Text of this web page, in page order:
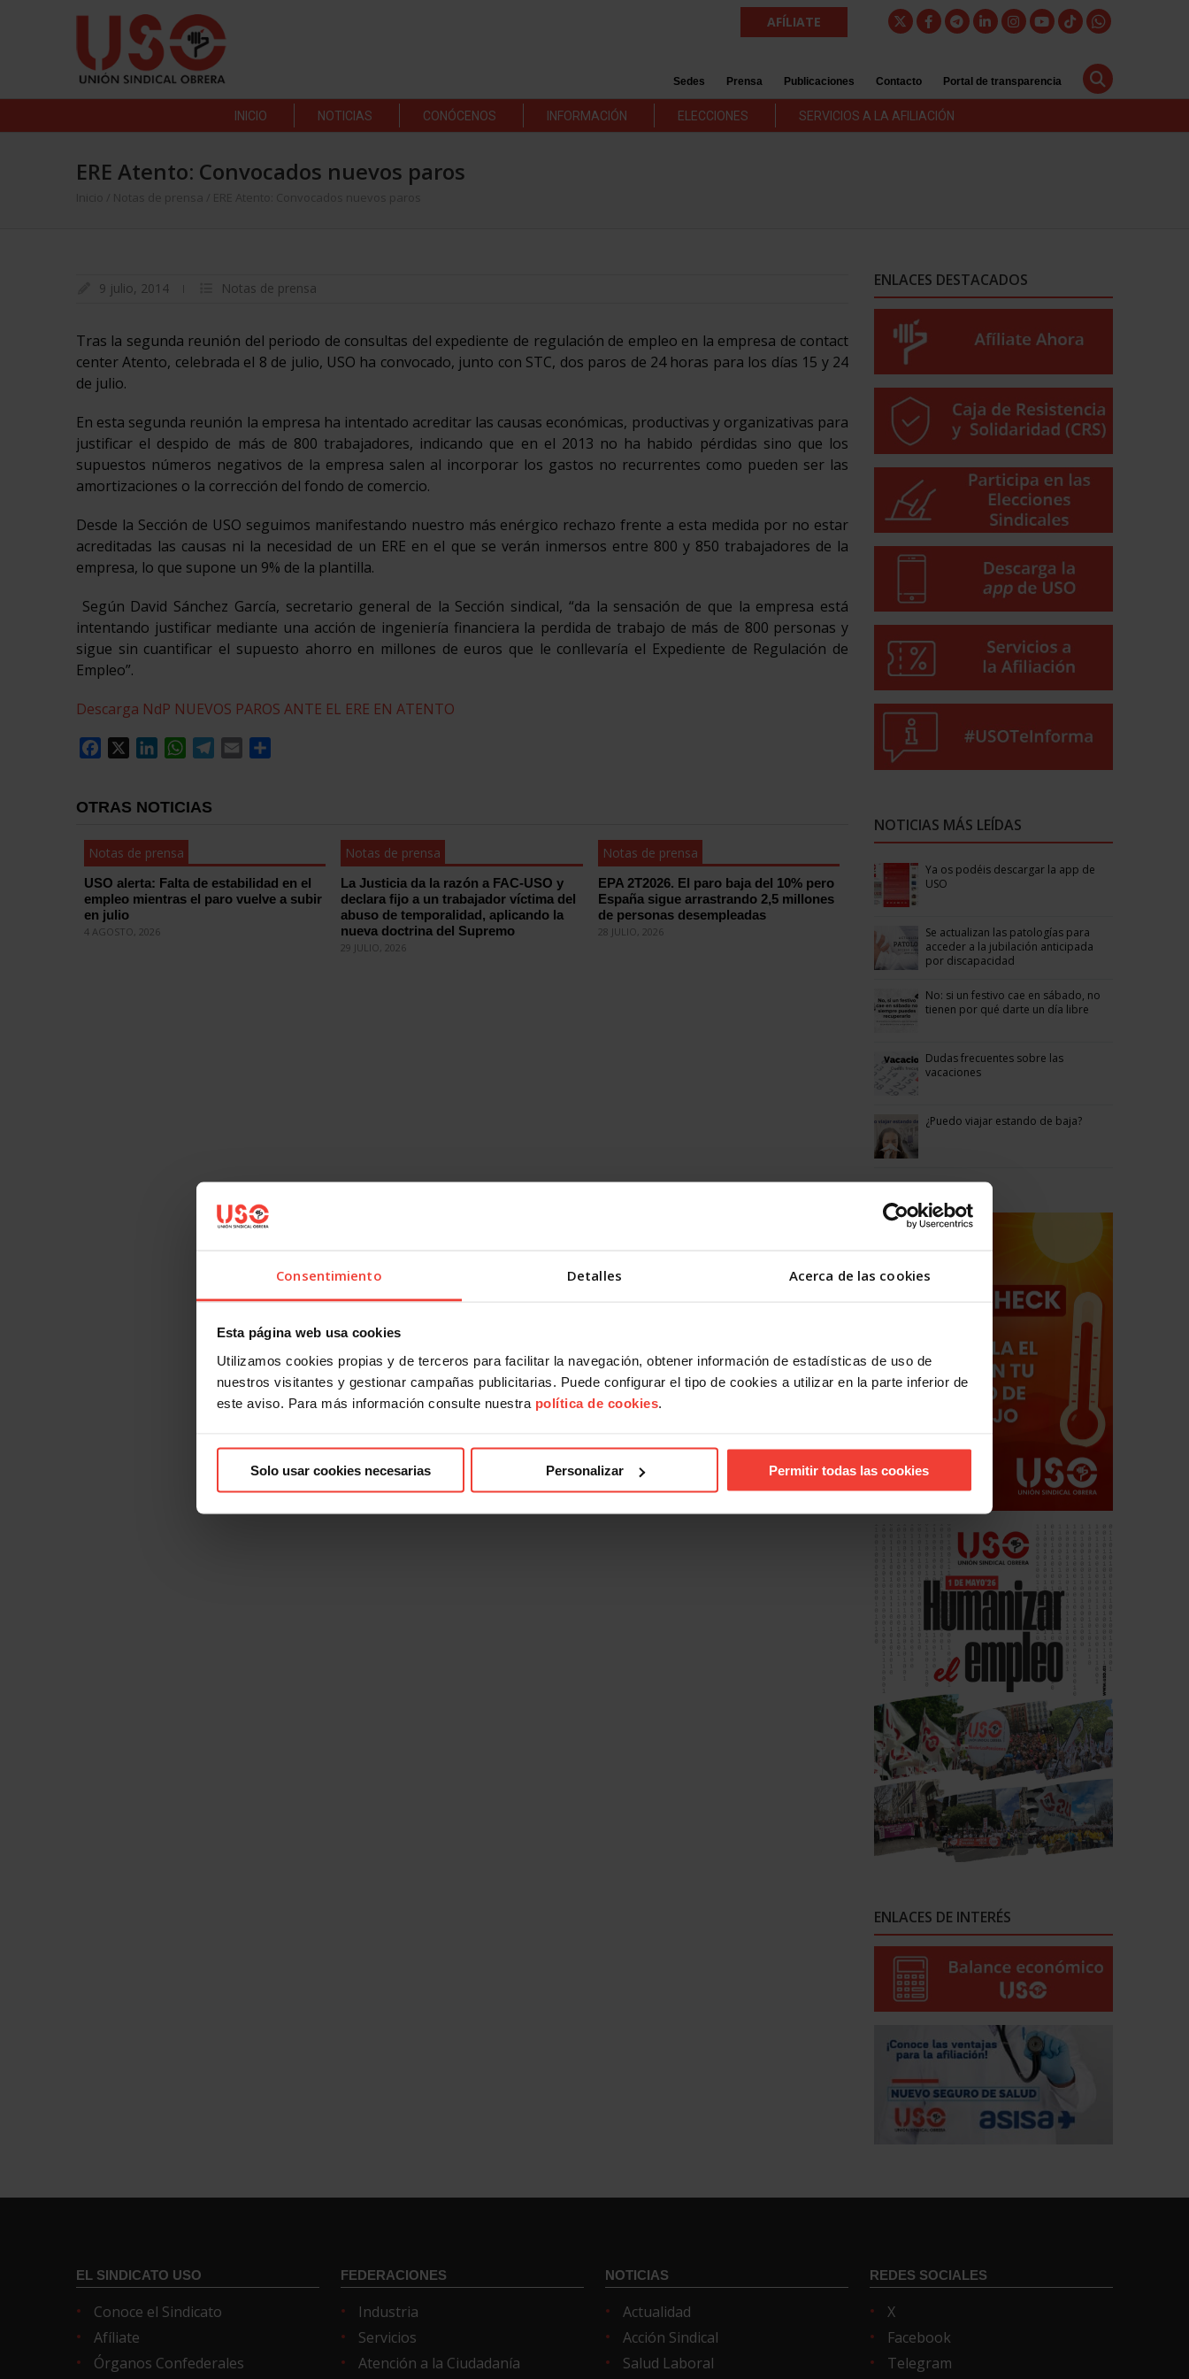
Consentimiento Detalles Acerca de las cookies
Esta página web usa cookies
Utilizamos cookies propias y de terceros para facilitar la navegación, obtener información de estadísticas de uso de
nuestros visitantes y gestionar campañas publicitarias. Puede configurar el tipo de cookies a utilizar en la parte inferior de
este aviso. Para más información consulte nuestra política de cookies.
Solo usar cookies necesarias Personalizar Permitir todas las cookies
AFÍLIATE
Sedes Prensa Publicaciones Contacto Portal de transparencia
INICIO NOTICIAS CONÓCENOS INFORMACIÓN ELECCIONES SERVICIOS A LA AFILIACIÓN
ERE Atento: Convocados nuevos paros
Inicio Notas de prensa ERE Atento: Convocados nuevos paros
9 julio, 2014 Notas de prensa
Tras la segunda reunión del periodo de consultas del expediente de regulación de empleo en la empresa de contact
center Atento, celebrada el 8 de julio, USO ha convocado, junto con STC, dos paros de 24 horas para los días 15 y 24
de julio.
En esta segunda reunión la empresa ha intentado acreditar las causas económicas, productivas y organizativas para
justificar el despido de más de 800 trabajadores, indicando que en el 2013 no ha habido pérdidas sino que los
supuestos números negativos de la empresa salen al incorporar los gastos no recurrentes como pueden ser las
amortizaciones o la corrección del fondo de comercio.
Desde la Sección de USO seguimos manifestando nuestro más enérgico rechazo frente a esta medida por no estar
acreditadas las causas ni la necesidad de un ERE en el que se verán inmersos entre 800 y 850 trabajadores de la
empresa, lo que supone un 9% de la plantilla.
Según David Sánchez García, secretario general de la Sección sindical, “da la sensación de que la empresa está
intentando justificar mediante una acción de ingeniería financiera la perdida de trabajo de más de 800 personas y
sigue sin cuantificar el supuesto ahorro en millones de euros que le conllevaría el Expediente de Regulación de
Empleo”.
Descarga NdP NUEVOS PAROS ANTE EL ERE EN ATENTO
Facebook
LinkedInWhatsApp
Telegram
Email
OTRAS NOTICIAS
Notas de prensa
USO alerta: Falta de estabilidad en el
empleo mientras el paro vuelve a subir
en julio
4 AGOSTO, 2026
Notas de prensa
La Justicia da la razón a FAC-USO y
declara fijo a un trabajador víctima del
abuso de temporalidad, aplicando la
nueva doctrina del Supremo
29 JULIO, 2026
Notas de prensa
EPA 2T2026. El paro baja del 10% pero
España sigue arrastrando 2,5 millones
de personas desempleadas
28 JULIO, 2026
ENLACES DESTACADOS
NOTICIAS MÁS LEÍDAS
Ya os podéis descargar la app de
USO
Se actualizan las patologías para
acceder a la jubilación anticipada
por discapacidad
No: si un festivo cae en sábado, no
tienen por qué darte un día libre
Dudas frecuentes sobre las
vacaciones
¿Puedo viajar estando de baja?
ENLACES DE INTERÉS
EL SINDICATO USO
Conoce el Sindicato
Afíliate
Órganos Confederales
FEDERACIONES
Industria
Servicios
Atención a la Ciudadanía
NOTICIAS
Actualidad
Acción Sindical
Salud Laboral
REDES SOCIALES
X
Facebook
Telegram